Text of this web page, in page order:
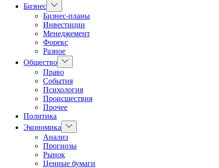
Бизнес Показать
подменю
Бизнес-планы
Инвестиции
Менеджемент
Форекс
Разное
Общество Показать
подменю
Право
События
Психология
Происшествия
Прочее
Политика
Экономика
Показать
подменю
Анализ
Прогнозы
Рынок
Ценные бумаги